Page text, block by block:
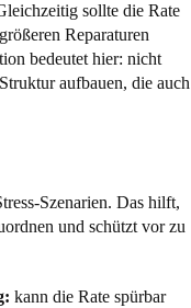
sollte die Rate
Reparaturen
bedeutet hier: nicht
aufbauen, die auch
Szenarien. Das hilft,
und schützt vor zu
kann die Rate spürbar